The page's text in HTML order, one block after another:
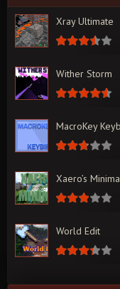
Xray Ultimate
Wither Storm
MacroKey
Xaero’s
World Edit